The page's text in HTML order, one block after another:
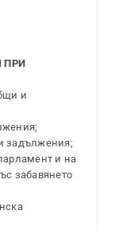
ПРИ
и
задължения;
и на
забавянето